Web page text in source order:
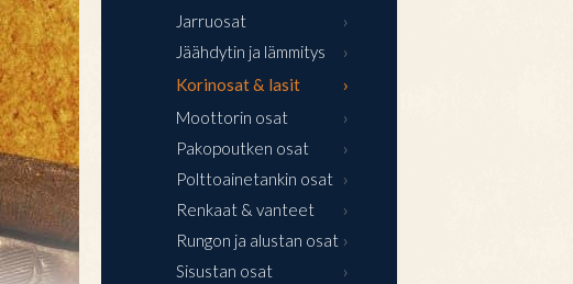
Jarruosat
Jäähdytin ja lämmitys
Korinosat & lasit
Moottorin osat
Pakopoutken osat
Polttoainetankin osat
Renkaat & vanteet
Rungon ja alustan osat
Sisustan osat